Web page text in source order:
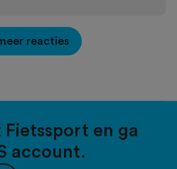
reacties
Fietssport en ga
account.